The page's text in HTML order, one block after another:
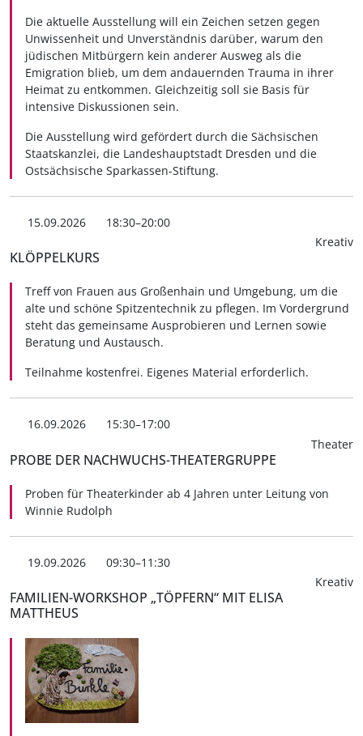
Die aktuelle Ausstellung will ein Zeichen setzen gegen
Unwissenheit und Unverständnis darüber, warum den
jüdischen Mitbürgern kein anderer Ausweg als die
Emigration blieb, um dem andauernden Trauma in ihrer
Heimat zu entkommen. Gleichzeitig soll sie Basis für
intensive Diskussionen sein.
Die Ausstellung wird gefördert durch die Sächsischen
Staatskanzlei, die Landeshauptstadt Dresden und die
Ostsächsische Sparkassen-Stiftung.
15.09.2026
18:30–20:00
Kreativ
KLÖPPELKURS
Treff von Frauen aus Großenhain und Umgebung, um die
alte und schöne Spitzentechnik zu pflegen. Im Vordergrund
steht das gemeinsame Ausprobieren und Lernen sowie
Beratung und Austausch.
Teilnahme kostenfrei. Eigenes Material erforderlich.
16.09.2026
15:30–17:00
Theater
PROBE DER NACHWUCHS-THEATERGRUPPE
Proben für Theaterkinder ab 4 Jahren unter Leitung von
Winnie Rudolph
19.09.2026
09:30–11:30
Kreativ
FAMILIEN-WORKSHOP „TÖPFERN“ MIT ELISA
MATTHEUS